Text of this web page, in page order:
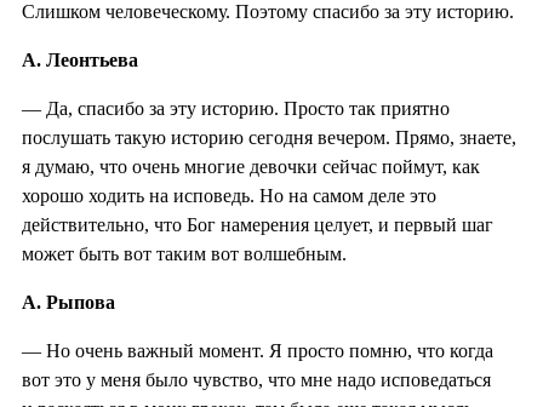
Слишком человеческому. Поэтому спасибо за эту историю.
А. Леонтьева
— Да, спасибо за эту историю. Просто так приятно
послушать такую историю сегодня вечером. Прямо, знаете,
я думаю, что очень многие девочки сейчас поймут, как
хорошо ходить на исповедь. Но на самом деле это
действительно, что Бог намерения целует, и первый шаг
может быть вот таким вот волшебным.
А. Рыпова
— Но очень важный момент. Я просто помню, что когда
вот это у меня было чувство, что мне надо исповедаться